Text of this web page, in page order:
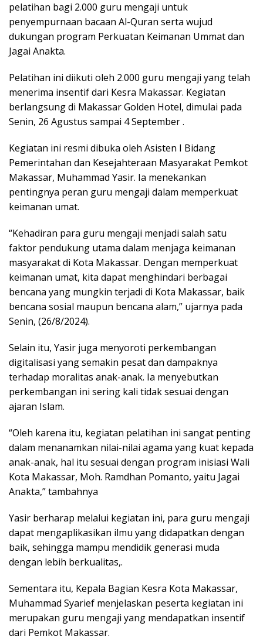
pelatihan bagi 2.000 guru mengaji untuk
penyempurnaan bacaan Al-Quran serta wujud
dukungan program Perkuatan Keimanan Ummat dan
Jagai Anakta.
Pelatihan ini diikuti oleh 2.000 guru mengaji yang telah
menerima insentif dari Kesra Makassar. Kegiatan
berlangsung di Makassar Golden Hotel, dimulai pada
Senin, 26 Agustus sampai 4 September .
Kegiatan ini resmi dibuka oleh Asisten I Bidang
Pemerintahan dan Kesejahteraan Masyarakat Pemkot
Makassar, Muhammad Yasir. Ia menekankan
pentingnya peran guru mengaji dalam memperkuat
keimanan umat.
“Kehadiran para guru mengaji menjadi salah satu
faktor pendukung utama dalam menjaga keimanan
masyarakat di Kota Makassar. Dengan memperkuat
keimanan umat, kita dapat menghindari berbagai
bencana yang mungkin terjadi di Kota Makassar, baik
bencana sosial maupun bencana alam,” ujarnya pada
Senin, (26/8/2024).
Selain itu, Yasir juga menyoroti perkembangan
digitalisasi yang semakin pesat dan dampaknya
terhadap moralitas anak-anak. Ia menyebutkan
perkembangan ini sering kali tidak sesuai dengan
ajaran Islam.
“Oleh karena itu, kegiatan pelatihan ini sangat penting
dalam menanamkan nilai-nilai agama yang kuat kepada
anak-anak, hal itu sesuai dengan program inisiasi Wali
Kota Makassar, Moh. Ramdhan Pomanto, yaitu Jagai
Anakta,” tambahnya
Yasir berharap melalui kegiatan ini, para guru mengaji
dapat mengaplikasikan ilmu yang didapatkan dengan
baik, sehingga mampu mendidik generasi muda
dengan lebih berkualitas,.
Sementara itu, Kepala Bagian Kesra Kota Makassar,
Muhammad Syarief menjelaskan peserta kegiatan ini
merupakan guru mengaji yang mendapatkan insentif
dari Pemkot Makassar.